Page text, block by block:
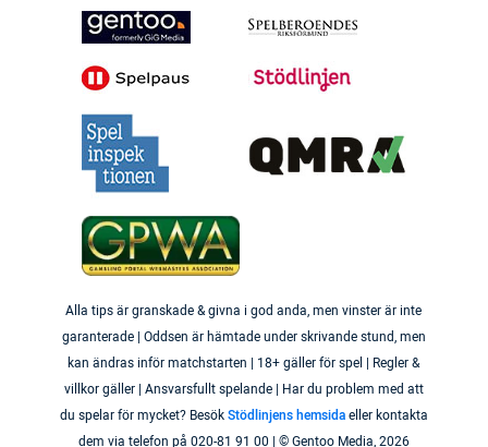
Alla tips är granskade & givna i god anda, men vinster är inte
garanterade | Oddsen är hämtade under skrivande stund, men
kan ändras inför matchstarten | 18+ gäller för spel | Regler &
villkor gäller | Ansvarsfullt spelande | Har du problem med att
du spelar för mycket? BesökStödlinjens hemsidaeller kontakta
dem via telefon på 020-81 91 00 | © Gentoo Media,2026